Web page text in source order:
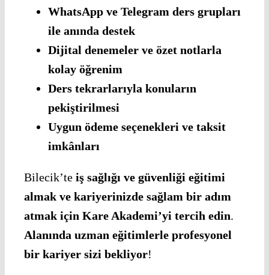
WhatsApp ve Telegram ders grupları
ile anında destek
Dijital denemeler ve özet notlarla
kolay öğrenim
Ders tekrarlarıyla konuların
pekiştirilmesi
Uygun ödeme seçenekleri ve taksit
imkânları
Bilecik’te iş sağlığı ve güvenliği eğitimi
almak ve kariyerinizde sağlam bir adım
atmak için Kare Akademi’yi tercih edin.
Alanında uzman eğitimlerle profesyonel
bir kariyer sizi bekliyor!